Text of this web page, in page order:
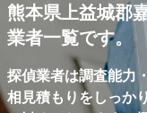
熊本県上益城郡
業者一覧です。
探偵業者は調査能力
相見積もりをしっか